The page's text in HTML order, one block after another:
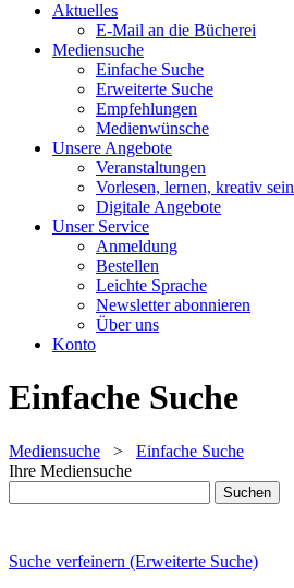
Aktuelles
E-Mail an die Bücherei
Mediensuche
Einfache Suche
Erweiterte Suche
Empfehlungen
Medienwünsche
Unsere Angebote
Veranstaltungen
Vorlesen, lernen, kreativ sein
Digitale Angebote
Unser Service
Anmeldung
Bestellen
Leichte Sprache
Newsletter abonnieren
Über uns
Konto
Einfache Suche
Mediensuche > Einfache Suche
Ihre Mediensuche
Suche verfeinern (Erweiterte Suche)